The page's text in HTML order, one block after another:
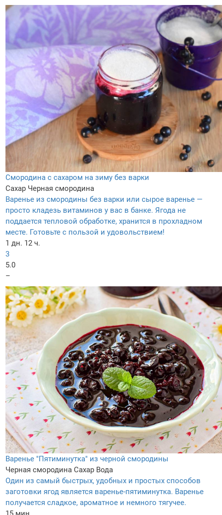
Смородина с сахаром на зиму без варки
Сахар Черная смородина
Варенье из смородины без варки или сырое варенье —
просто кладезь витаминов у вас в банке. Ягода не
поддается тепловой обработке, хранится в прохладном
месте. Готовьте с пользой и удовольствием!
1 дн. 12 ч.
3
5.0
–
Варенье "Пятиминутка" из черной смородины
Черная смородина Сахар Вода
Один из самый быстрых, удобных и простых способов
заготовки ягод является варенье-пятиминутка. Варенье
получается сладкое, ароматное и немного тягучее.